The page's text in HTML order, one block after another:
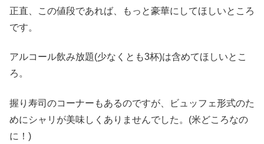
正直、この値段であれば、もっと豪華にしてほしいところ
です。
アルコール飲み放題(少なくとも3杯)は含めてほしいとこ
ろ。
握り寿司のコーナーもあるのですが、ビュッフェ形式のた
めにシャリが美味しくありませんでした。(米どころなの
に！)